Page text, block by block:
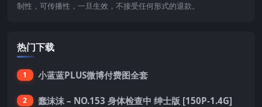
制性，可传播性，一旦生效，不接受任何形式的退款。
热门下载
1 小蓝蓝PLUS微博付费图全套
2 蠢沫沫 – NO.153 身体检查中 绅士版 [150P-1.4G]